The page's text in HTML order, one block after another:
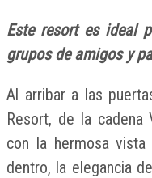
Este resort es ideal
grupos de amigos y
Al arribar a las
Resort, de la cadena
con la hermosa
dentro, la elegancia